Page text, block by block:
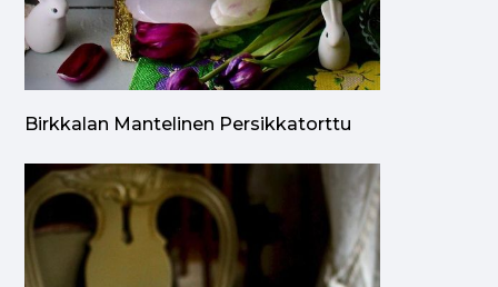
Birkkalan Mantelinen Persikkatorttu